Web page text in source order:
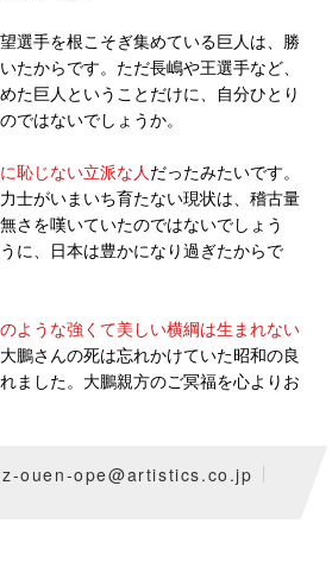
選手を根こそぎ集めている巨人は、勝
たからです。ただ長嶋や王選手など、
た巨人ということだけに、自分ひとり
ではないでしょうか。
恥じない立派な人 だったみたいです。
士がいまいち育たない現状は、稽古量
さを嘆いていたのではないでしょう
に、日本は豊かになり過ぎたからで
ような強くて美しい横綱は生まれない
鵬さんの死は忘れかけていた昭和の良
ました。大鵬親方のご冥福を心よりお
ouen-ope@artistics.co.jp